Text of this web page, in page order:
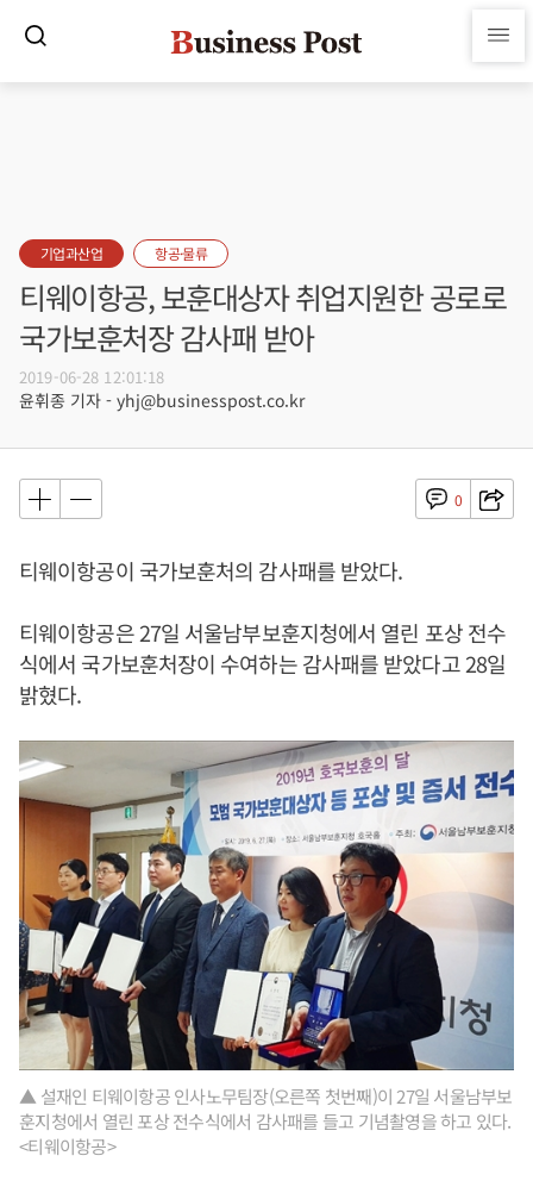
기업과산업 항공·물류
티웨이항공, 보훈대상자 취업지원한 공로로
국가보훈처장 감사패 받아
2019-06-28 12:01:18
윤휘종 기자 - yhj@businesspost.co.kr
0
티웨이항공이 국가보훈처의 감사패를 받았다.
티웨이항공은 27일 서울남부보훈지청에서 열린 포상 전수
식에서 국가보훈처장이 수여하는 감사패를 받았다고 28일
밝혔다.
▲ 설재인 티웨이항공 인사노무팀장(오른쪽 첫번째)이 27일 서울남부보
훈지청에서 열린 포상 전수식에서 감사패를 들고 기념촬영을 하고 있다.
<티웨이항공>